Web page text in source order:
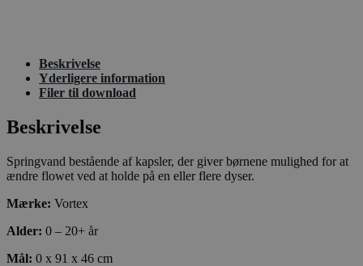
Beskrivelse
Yderligere information
Filer til download
Beskrivelse
Springvand bestående af kapsler, der giver børnene mulighed for at
ændre flowet ved at holde på en eller flere dyser.
Mærke: Vortex
Alder: 0 – 20+ år
Mål: 0 x 91 x 46 cm